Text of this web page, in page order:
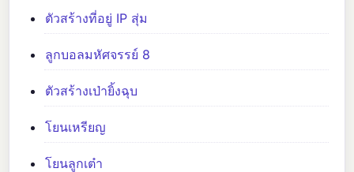
ตัวสร้างที่อยู่ IP สุ่ม
ลูกบอลมหัศจรรย์ 8
ตัวสร้างเป่ายิ้งฉุบ
โยนเหรียญ
โยนลูกเต๋า